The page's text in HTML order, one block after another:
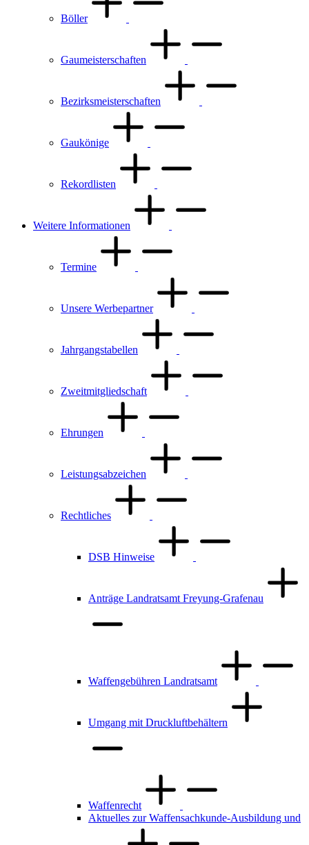
Böller
Gaumeisterschaften
Bezirksmeisterschaften
Gaukönige
Rekordlisten
Weitere Informationen
Termine
Unsere Werbepartner
Jahrgangstabellen
Zweitmitgliedschaft
Ehrungen
Leistungsabzeichen
Rechtliches
DSB Hinweise
Anträge Landratsamt Freyung-Grafenau
Waffengebühren Landratsamt
Umgang mit Druckluftbehältern
Waffenrecht
Aktuelles zur Waffensachkunde-Ausbildung und